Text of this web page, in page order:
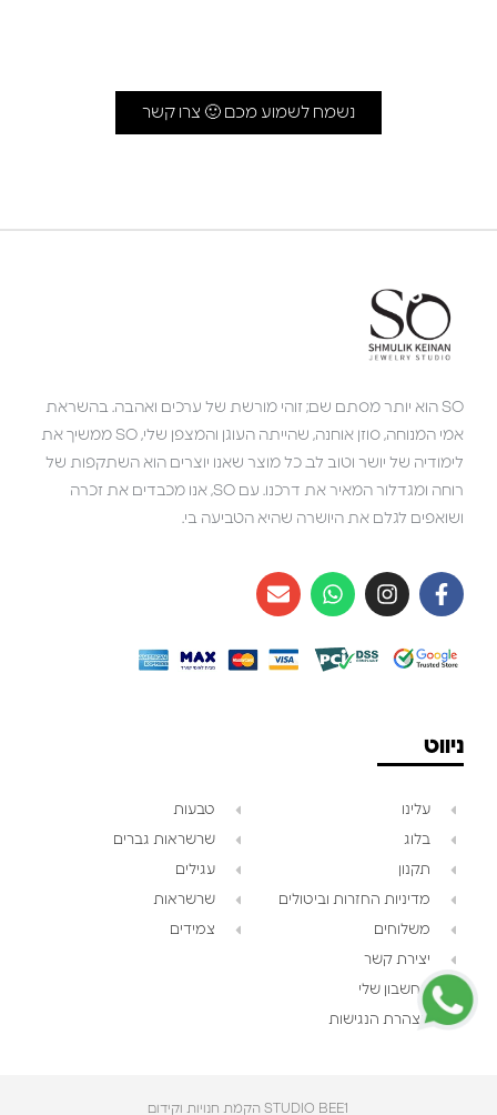
נשמח לשמוע מכם 🙂 צרו קשר
SO הוא יותר מסתם שם; זוהי מורשת של ערכים ואהבה. בהשראת
אמי המנוחה, סוזן אוחנה, שהייתה העוגן והמצפן שלי, SO ממשיך את
לימודיה של יושר וטוב לב. כל מוצר שאנו יוצרים הוא השתקפות של
רוחה ומגדלור המאיר את דרכנו. עם SO, אנו מכבדים את זכרה
ושואפים לגלם את היושרה שהיא הטביעה בי.
ניווט
עלינו
בלוג
תקנון
מדיניות החזרות וביטולים
משלוחים
יצירת קשר
החשבון שלי
הצהרת הנגישות
טבעות
שרשראות גברים
עגילים
שרשראות
צמידים
STUDIO BEE1 הקמת חנויות וקידום‎
💬 נחזור אליך בהקדם